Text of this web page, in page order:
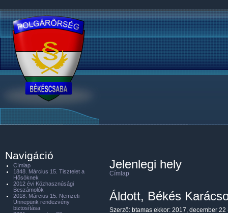
Jelenlegi hely
Címlap
Áldott, Békés
Szerző: btamas ekkor: 2017, december 22
Navigáció
Címlap
1848. Március 15. Tisztelet a
Hősöknek
2012 évi Közhasznúsági
Beszámolók
2018. Március 15. Nemzeti
Ünnepünk rendezvény
biztosítása